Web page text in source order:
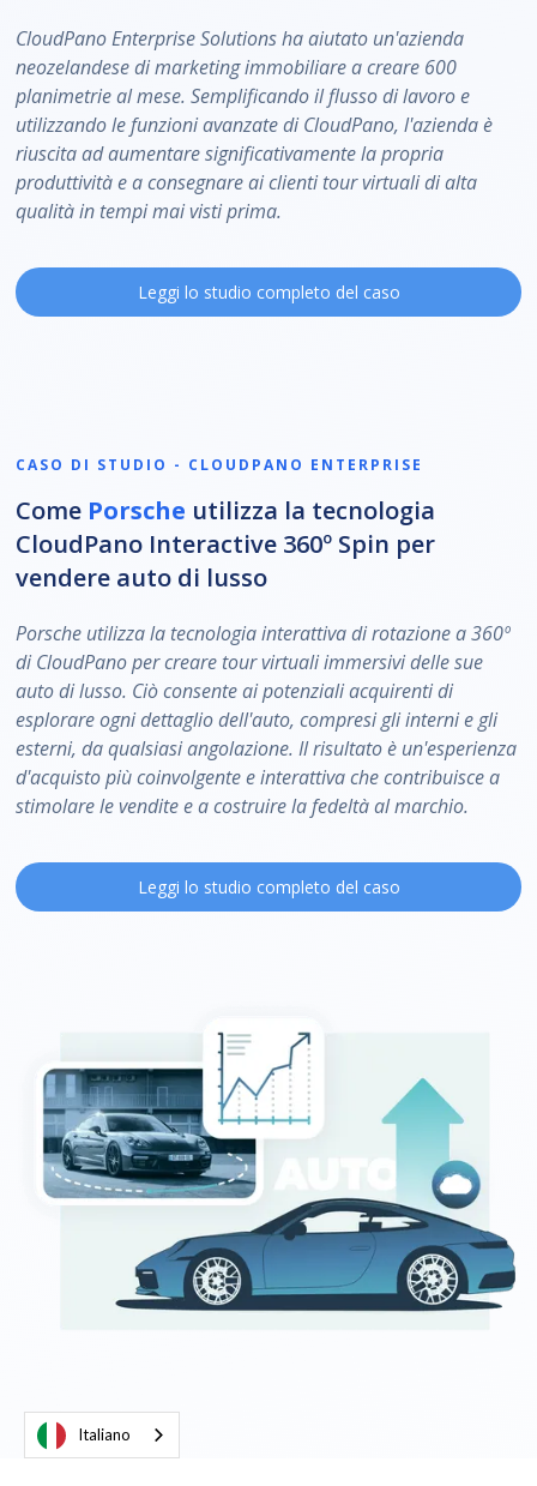
CloudPano Enterprise Solutions ha aiutato un'azienda
neozelandese di marketing immobiliare a creare 600
planimetrie al mese. Semplificando il flusso di lavoro e
utilizzando le funzioni avanzate di CloudPano, l'azienda è
riuscita ad aumentare significativamente la propria
produttività e a consegnare ai clienti tour virtuali di alta
qualità in tempi mai visti prima.
Leggi lo studio completo del caso
CASO DI STUDIO - CLOUDPANO ENTERPRISE
Come Porsche utilizza la tecnologia
CloudPano Interactive 360º Spin per
vendere auto di lusso
Porsche utilizza la tecnologia interattiva di rotazione a 360º
di CloudPano per creare tour virtuali immersivi delle sue
auto di lusso. Ciò consente ai potenziali acquirenti di
esplorare ogni dettaglio dell'auto, compresi gli interni e gli
esterni, da qualsiasi angolazione. Il risultato è un'esperienza
d'acquisto più coinvolgente e interattiva che contribuisce a
stimolare le vendite e a costruire la fedeltà al marchio.
Leggi lo studio completo del caso
Italiano